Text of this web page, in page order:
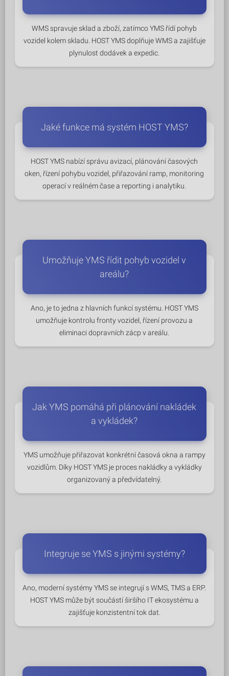
WMS spravuje sklad a zboží, zatímco YMS řídí pohyb
vozidel kolem skladu. HOST YMS doplňuje WMS a zajišťuje
plynulost dodávek a expedic.
Jaké funkce má systém HOST YMS?
HOST YMS nabízí správu avizací, plánování časových
oken, řízení pohybu vozidel, přiřazování ramp, monitoring
operací v reálném čase a reporting i analytiku.
Umožňuje YMS řídit pohyb vozidel v
areálu?
Ano, je to jedna z hlavních funkcí systému. HOST YMS
umožňuje kontrolu fronty vozidel, řízení provozu a
eliminaci dopravních zácp v areálu.
Jak YMS pomáhá při plánování nakládek
a vykládek?
YMS umožňuje přiřazovat konkrétní časová okna a rampy
vozidlům. Díky HOST YMS je proces nakládky a vykládky
organizovaný a předvídatelný.
Integruje se YMS s jinými systémy?
Ano, moderní systémy YMS se integrují s WMS, TMS a ERP.
HOST YMS může být součástí širšího IT ekosystému a
zajišťuje konzistentní tok dat.